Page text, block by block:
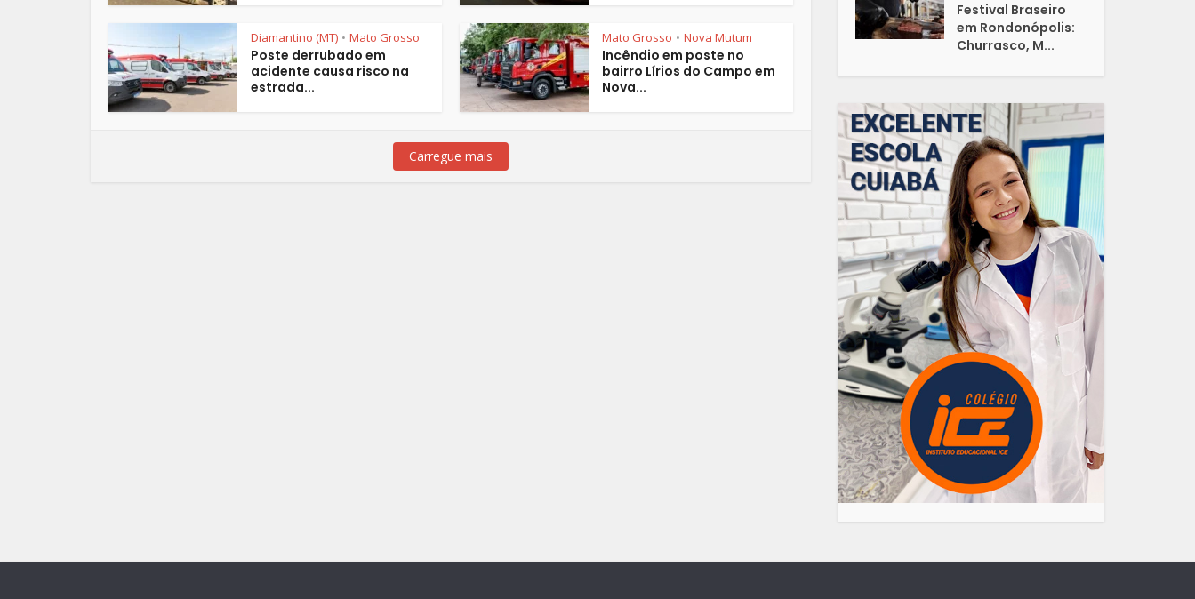
Diamantino (MT) • Mato Grosso
Poste derrubado em
acidente causa risco na
estrada...
Mato Grosso • Nova Mutum
Incêndio em poste no
bairro Lírios do Campo em
Nova...
Carregue mais
Festival Braseiro
em Rondonópolis:
Churrasco, M...